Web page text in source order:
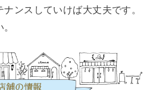
ンスしていけば大丈夫です。